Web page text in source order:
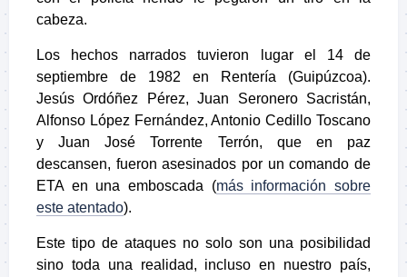
cabeza.
Los hechos narrados tuvieron lugar el 14 de
septiembre de 1982 en Rentería (Guipúzcoa).
Jesús Ordóñez Pérez, Juan Seronero Sacristán,
Alfonso López Fernández, Antonio Cedillo Toscano
y Juan José Torrente Terrón, que en paz
descansen, fueron asesinados por un comando de
ETA en una emboscada (más información sobre
este atentado).
Este tipo de ataques no solo son una posibilidad
sino toda una realidad, incluso en nuestro país,